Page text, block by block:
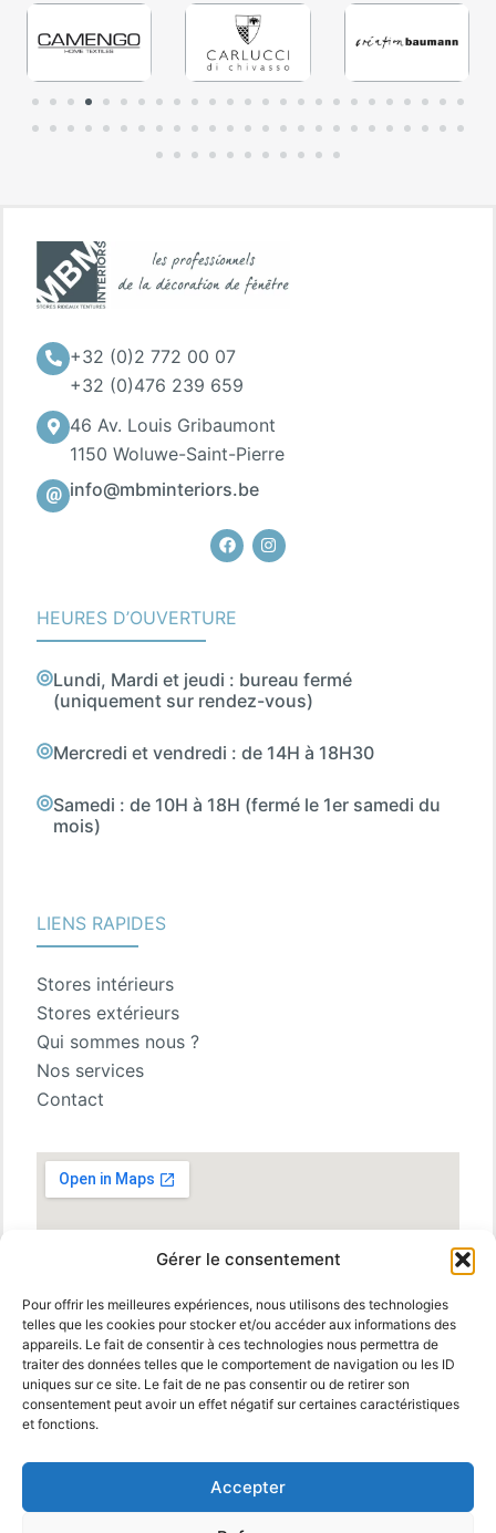
Gérer le consentement
Pour offrir les meilleures expériences, nous utilisons des technologies
telles que les cookies pour stocker et/ou accéder aux informations des
appareils. Le fait de consentir à ces technologies nous permettra de
traiter des données telles que le comportement de navigation ou les ID
uniques sur ce site. Le fait de ne pas consentir ou de retirer son
consentement peut avoir un effet négatif sur certaines caractéristiques
et fonctions.
Accepter
+32 (0)2 772 00 07
+32 (0)476 239 659
46 Av. Louis Gribaumont
1150 Woluwe-Saint-Pierre
info@mbminteriors.be
FacebookInstagram
HEURES D’OUVERTURE
Lundi, Mardi et jeudi : bureau fermé
(uniquement sur rendez-vous)
Mercredi et vendredi : de 14H à 18H30
Samedi : de 10H à 18H (fermé le 1er samedi du
mois)
LIENS RAPIDES
Stores intérieurs
Stores extérieurs
Qui sommes nous ?
Nos services
Contact